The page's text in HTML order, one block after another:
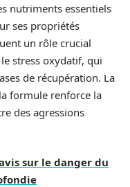
nutriments essentiels
ses propriétés
un rôle crucial
stress oxydatif, qui
de récupération. La
formule renforce la
des agressions
sur le danger du